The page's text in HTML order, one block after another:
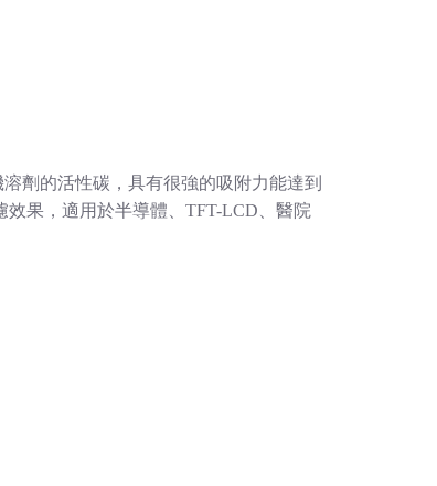
劑的活性碳，具有很強的吸附力能達到
果，適用於半導體、TFT-LCD、醫院